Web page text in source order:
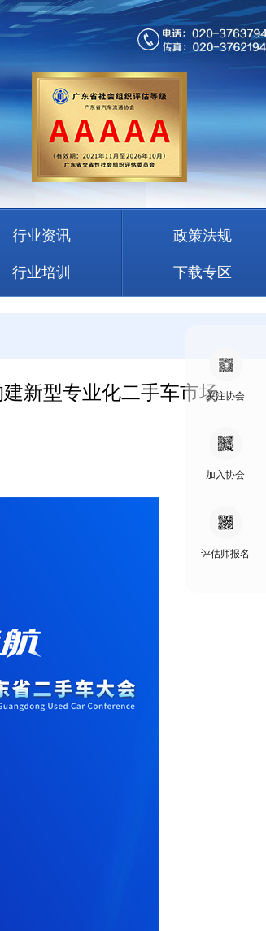
行业资讯
行业培训
政策法规
下载专区
新型专业化二手车市场关注协会
加入协会
评估师报名